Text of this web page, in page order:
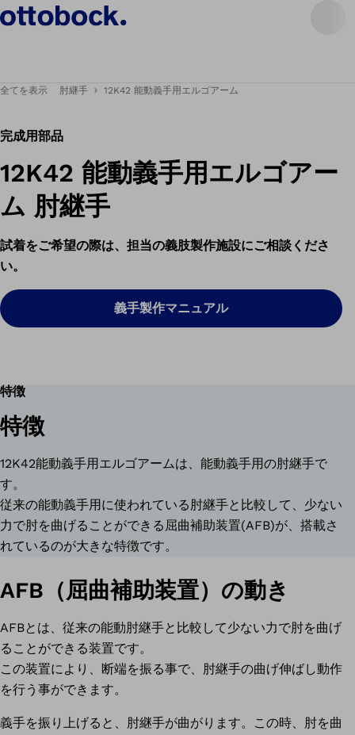
全てを表示 肘継手 12K42 能動義手用エルゴアーム
完成用部品
12K42 能動義手用エルゴアー
ム 肘継手
試着をご希望の際は、担当の義肢製作施設にご相談くださ
い。
義手製作マニュアル
特徴
特徴
12K42能動義手用エルゴアームは、能動義手用の肘継手で
す。
従来の能動義手用に使われている肘継手と比較して、少ない
力で肘を曲げることができる屈曲補助装置(AFB)が、搭載さ
れているのが大きな特徴です。
AFB（屈曲補助装置）の動き
AFBとは、従来の能動肘継手と比較して少ない力で肘を曲げ
ることができる装置です。
この装置により、断端を振る事で、肘継手の曲げ伸ばし動作
を行う事ができます。
義手を振り上げると、肘継手が曲がります。この時、肘を曲